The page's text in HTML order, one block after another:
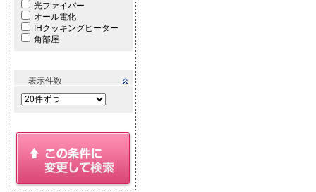
光ファイバー
オール電化
IHクッキングヒーター
角部屋
表示件数